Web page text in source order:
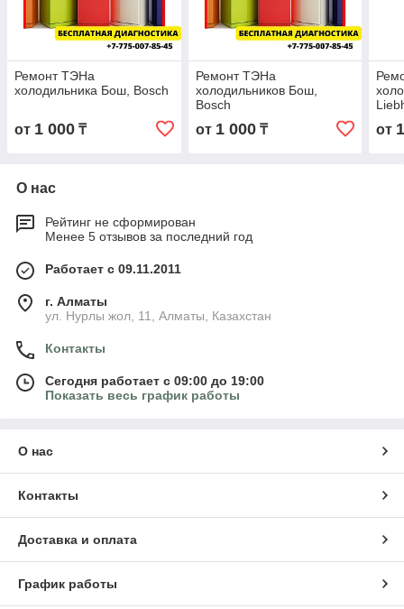
Ремонт ТЭНа
холодильника Бош, Bosch
от 1 000 ₸
Ремонт ТЭНа
холодильников Бош,
Bosch
от 1 000₸ от
О нас
Рейтинг не сформирован
Менее 5 отзывов за последний год
Работает с 09.11.2011
г. Алматы
ул. Нурлы жол, 11, Алматы, Казахстан
Контакты
Сегодня работает с 09:00 до 19:00
Показать весь график работы
О нас
Контакты
Доставка и оплата
График работы